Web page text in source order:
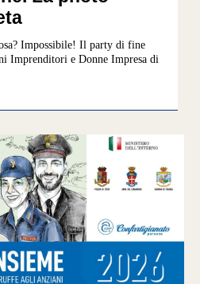
Impossibile! Il party di fine
Imprenditori e Donne Impresa di